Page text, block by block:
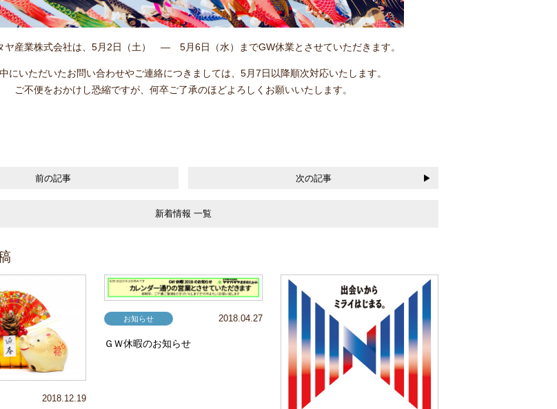
ヤ産業株式会社は、5月2日（土） ― 5月6日（水）までGW休業とさせていただきます。
にいただいたお問い合わせやご連絡につきましては、5月7日以降順次対応いたします。
ご不便をおかけし恐縮ですが、何卒ご了承のほどよろしくお願いいたします。
前の記事 次の記事
新着情報 一覧
2018.12.19
お知らせ 2018.04.27
ＧＷ休暇のお知らせ